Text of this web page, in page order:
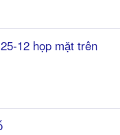
12 họp mặt trên